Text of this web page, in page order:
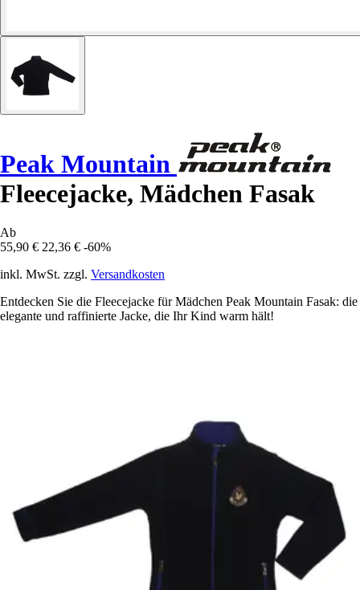
Peak Mountain
Fleecejacke, Mädchen Fasak
Ab
55,90 € 22,36 € -60%
inkl. MwSt. zzgl. Versandkosten
Entdecken Sie die Fleecejacke für Mädchen Peak Mountain Fasak: die
elegante und raffinierte Jacke, die Ihr Kind warm hält!